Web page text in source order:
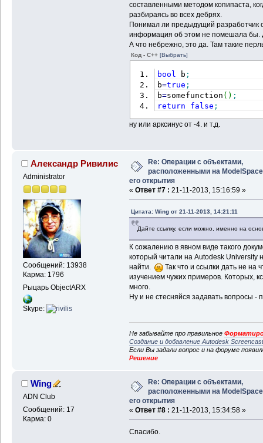
составленными методом копипаста,
разбираясь во всех дебрях.
Понимал ли предыдущий разработчик
информация об этом не помешала бы.
А что небрежно, это да. Там такие
Код - C++ [Выбрать]
bool b ;
b=true ;
b=somefunction ( ) ;
return
false ;
ну или арксинус от -4. и т.д.
Александр Ривилис
Administrator
Сообщений: 13938
Карма: 1796
Рыцарь ObjectARX
Skype:
Re: Операции с объектами,
расположенными на
его открытия
« Ответ #7 : 21-11-2013, 15:16:59 »
Цитата: Wing от 21-11-2013, 14:21:11
Дайте ссылку, если можно, именно на
К сожалению в явном виде такого
который читали на Autodesk University
найти.
Так что и ссылки дать не на
изучением чужих примеров. Которых,
много.
Ну и не стесняйся задавать вопросы -
Не забывайте про правильное
Создание и добавление Autodesk
Если Вы задали вопрос и на форуме
Решение
Wing
ADN Club
Сообщений: 17
Карма: 0
Re: Операции с объектами,
расположенными на
его открытия
« Ответ #8 : 21-11-2013, 15:34:58 »
Спасибо.